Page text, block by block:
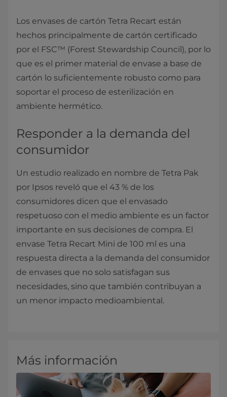
Los envases de cartón Tetra Recart están
hechos principalmente de cartón certificado
por el FSC™ (Forest Stewardship Council), por lo
que es el primer material de envase a base de
cartón lo suficientemente robusto como para
soportar el proceso de esterilización en
ambiente hermético.
Responder a la demanda del
consumidor
Un estudio realizado en nombre de Tetra Pak
por Ipsos reveló que el 43 % de los
consumidores dicen que el envasado
respetuoso con el medio ambiente es un factor
importante en sus decisiones de compra. El
envase Tetra Recart Mini de 100 ml es una
respuesta directa a la demanda del consumidor
de envases que no solo satisfagan sus
necesidades, sino que también contribuyan a
un menor impacto medioambiental.
Más información